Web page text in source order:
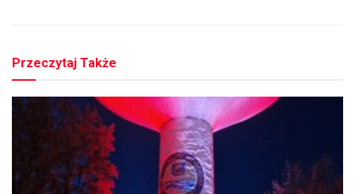
Przeczytaj Także